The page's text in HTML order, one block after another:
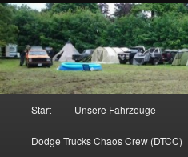
Start Unsere Fahrzeuge
Dodge Trucks Chaos Crew (DTCC)